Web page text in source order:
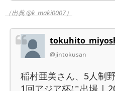
（出典 @k_maki0007）
@jintokusan
稲村亜美さん、5人制
1回アジア杯に出場 |